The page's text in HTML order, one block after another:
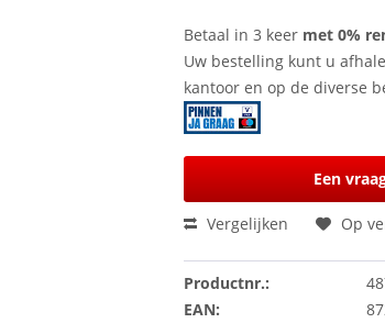
Betaal in 3 keer met 0%
Uw bestelling kunt u
kantoor en op de diverse
Een
Vergelijken Op
Productnr.:
EAN: